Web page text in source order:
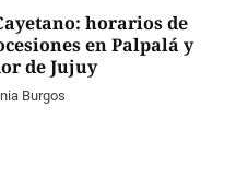
horarios de
en Palpalá y
de Jujuy
Burgos